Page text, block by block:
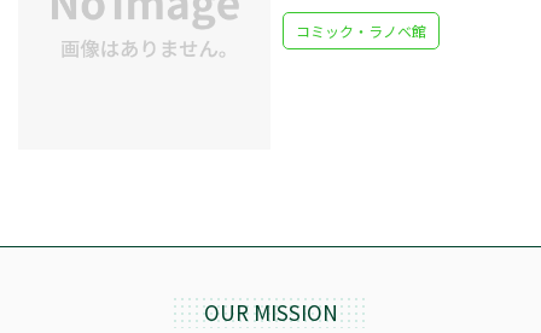
コミック・ラノベ館
OUR MISSION